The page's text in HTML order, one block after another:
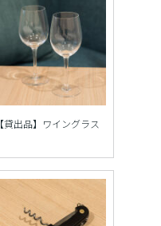
【貸出品】ワイングラス